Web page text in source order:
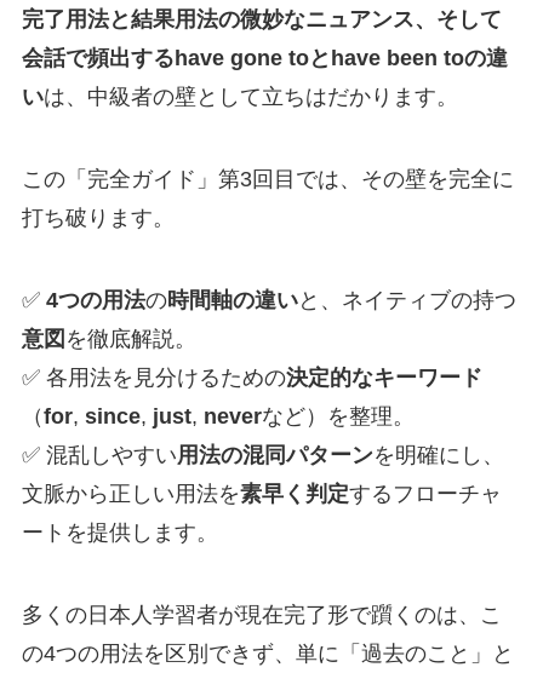
完了用法と結果用法の微妙なニュアンス、そして
会話で頻出するhave gone toとhave been toの違
いは、中級者の壁として立ちはだかります。
この「完全ガイド」第3回目では、その壁を完全に
打ち破ります。
✅ 4つの用法の時間軸の違いと、ネイティブの持つ
意図 を徹底解説。
✅ 各用法を見分けるための決定的なキーワード
（for, since, just, neverなど）を整理。
✅ 混乱しやすい用法の混同パターンを明確にし、
文脈から正しい用法を素早く判定するフローチャ
ートを提供します。
多くの日本人学習者が現在完了形で躓くのは、こ
の4つの用法を区別できず、単に「過去のこと」と